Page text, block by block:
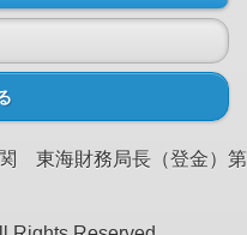
東海財務局長（登金）第